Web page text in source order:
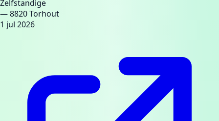
Zelfstandige
— 8820 Torhout
1 jul 2026